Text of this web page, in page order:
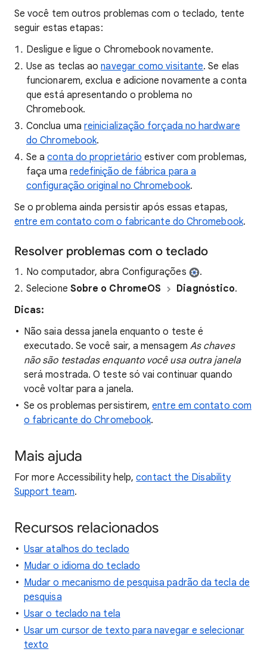
Se você tem outros problemas com o teclado, tente
seguir estas etapas:
Desligue e ligue o Chromebook novamente.
Use as teclas aonavegar como visitante. Se elas
funcionarem, exclua e adicione novamente a conta
que está apresentando o problema no
Chromebook.
Conclua uma reinicialização forçada no hardware
do Chromebook.
Se aconta do proprietário estiver com problemas,
faça uma redefinição de fábrica para a
configuração original no Chromebook.
Se o problema ainda persistir após essas etapas,
entre em contato com o fabricante do Chromebook.
Resolver problemas com o teclado
No computador, abra Configurações
.
Selecione Sobre o ChromeOS Diagnóstico.
Dicas:
Não saia dessa janela enquanto o teste é
executado. Se você sair, a mensagem As chaves
não são testadas enquanto você usa outra janela
será mostrada. O teste só vai continuar quando
você voltar para a janela.
Se os problemas persistirem,entre em contato com
o fabricante do Chromebook.
Mais ajuda
For more Accessibility help,contact the Disability
Support team.
Recursos relacionados
Usar atalhos do teclado
Mudar o idioma do teclado
Mudar o mecanismo de pesquisa padrão da tecla de
pesquisa
Usar o teclado na tela
Usar um cursor de texto para navegar e selecionar
texto